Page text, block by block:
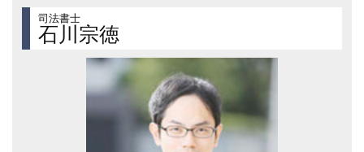
司法書士
石川宗徳